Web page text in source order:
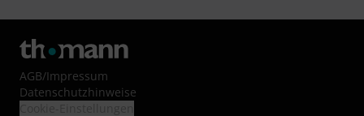
AGB/Impressum
Datenschutzhinweise